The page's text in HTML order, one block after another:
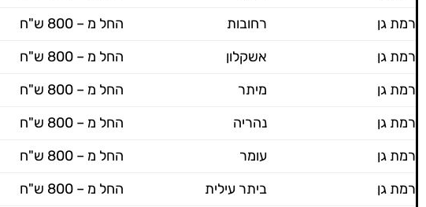
רמת גן
רחובות
החל מ – 800 ש"ח
רמת גן
אשקלון
החל מ – 800 ש"ח
רמת גן
מיתר
החל מ – 800 ש"ח
רמת גן
נהריה
החל מ – 800 ש"ח
רמת גן
עומר
החל מ – 800 ש"ח
רמת גן
ביתר עילית
החל מ – 800 ש"ח